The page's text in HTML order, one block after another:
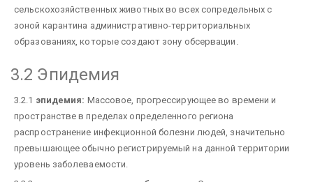
сельскохозяйственных животных во всех сопредельных с
зоной карантина административно-территориальных
образованиях, которые создают зону обсервации.
3.2 Эпидемия
3.2.1 эпидемия: Массовое, прогрессирующее во времени и
пространстве в пределах определенного региона
распространение инфекционной болезни людей, значительно
превышающее обычно регистрируемый на данной территории
уровень заболеваемости.